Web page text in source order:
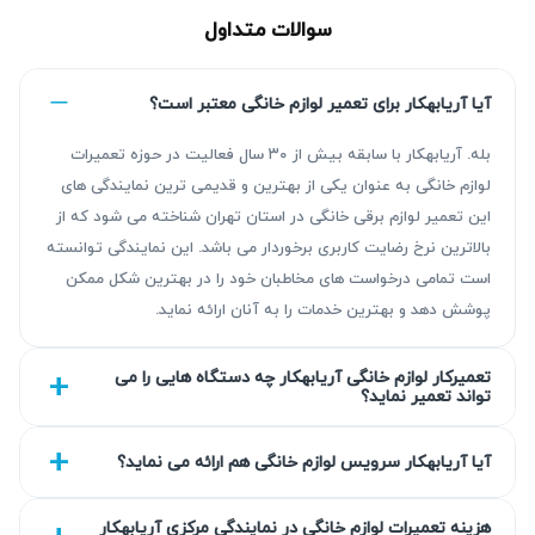
مزیت‌ آریابهکار برای تعمیر لوازم خانگی در ستارخان
با بیش از ۳۰ سال سابقه در زمینه تعمیر لوازم خانگی، آریابهکار
ارائه‌دهنده خدماتی دقیق و استاندارد است. عیب‌یابی ما بر اساس
می‌گیرد. تمامی خدمات ما با گارانتی ۹۰ روزه تا ۴۵۰ روزه همراه
است که نشان از تعهد ما به کیفیت دارد. استفاده از قطعات
باکیفیت و رعایت استانداردهای اتحادیه از دیگر مزایای همکاری با
سوالات متداول
آیا آریابهکار برای تعمیر لوازم خانگی معتبر است؟
بله. آریابهکار با سابقه بیش از ۳۰ سال فعالیت در حوزه تعمیرات
لوازم خانگی به عنوان یکی از بهترین و قدیمی ترین نمایندگی های
این تعمیر لوازم برقی خانگی در استان تهران شناخته می شود که از
بالاترین نرخ رضایت کاربری برخوردار می باشد. این نمایندگی توانسته
است تمامی درخواست های مخاطبان خود را در بهترین شکل ممکن
پوشش دهد و بهترین خدمات را به آنان ارائه نماید.
تعمیرکار لوازم خانگی آریابهکار چه دستگاه هایی را می
تواند تعمیر نماید؟
آیا آریابهکار سرویس لوازم خانگی هم ارائه می نماید؟
هزینه تعمیرات لوازم خانگی در نمایندگی مرکزی آریابهکار